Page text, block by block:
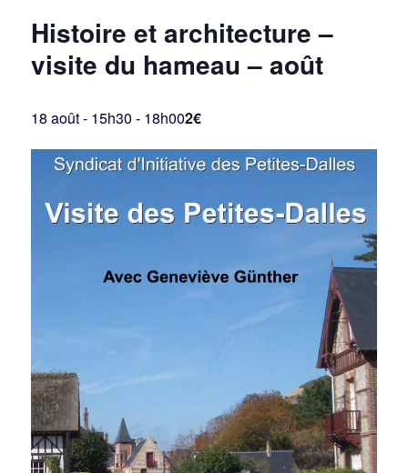
Histoire et architecture –
visite du hameau – août
18 août - 15h30 - 18h002€